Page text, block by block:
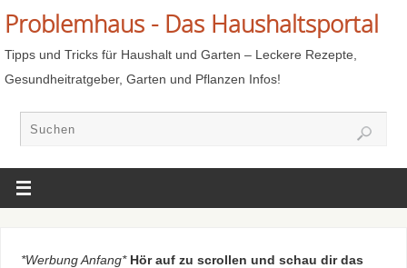
Problemhaus - Das Haushaltsportal
Tipps und Tricks für Haushalt und Garten – Leckere Rezepte,
Gesundheitratgeber, Garten und Pflanzen Infos!
*Werbung Anfang* Hör auf zu scrollen und schau dir das